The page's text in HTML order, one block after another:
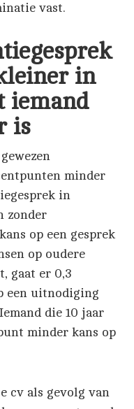
vast.
in
iemand
is
minder
in
zonder
op een gesprek
op oudere
gaat er 0,3
een uitnodiging
die 10 jaar
minder kans op
cv als gevolg van